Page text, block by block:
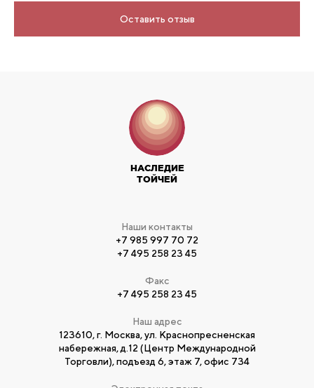
Оставить отзыв
НАСЛЕДИЕ
ТОЙЧЕЙ
Наши контакты
+7 985 997 70 72
+7 495 258 23 45
Факс
+7 495 258 23 45
Наш адрес
123610, г. Москва, ул. Краснопресненская
набережная, д.12 (Центр Международной
Торговли), подъезд 6, этаж 7, офис 734